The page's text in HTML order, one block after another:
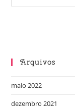
Arquivos
maio 2022
dezembro 2021